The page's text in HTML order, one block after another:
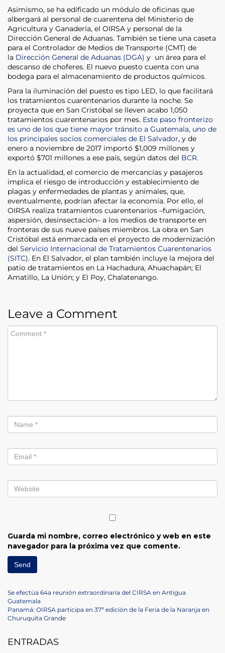
Asimismo, se ha edificado un módulo de oficinas que
albergará al personal de cuarentena del Ministerio de
Agricultura y Ganadería, el OIRSA y personal de la
Dirección General de Aduanas. También se tiene una caseta
para el Controlador de Medios de Transporte (CMT) de
la Dirección General de Aduanas (DGA) y un área para el
descanso de choferes. El nuevo puesto cuenta con una
bodega para el almacenamiento de productos químicos.
Para la iluminación del puesto es tipo LED, lo que facilitará
los tratamientos cuarentenarios durante la noche. Se
proyecta que en San Cristóbal se lleven acabo 1,050
tratamientos cuarentenarios por mes. Este paso fronterizo
es uno de los que tiene mayor tránsito a Guatemala, uno de
los principales socios comerciales de El Salvador, y de
enero a noviembre de 2017 importó $1,009 millones y
exportó $701 millones a ese país, según datos del BCR.
En la actualidad, el comercio de mercancías y pasajeros
implica el riesgo de introducción y establecimiento de
plagas y enfermedades de plantas y animales, que,
eventualmente, podrían afectar la economía. Por ello, el
OIRSA realiza tratamientos cuarentenarios –fumigación,
aspersión, desinsectación– a los medios de transporte en
fronteras de sus nueve países miembros. La obra en San
Cristóbal está enmarcada en el proyecto de modernización
del Servicio Internacional de Tratamientos Cuarentenarios
(SITC). En El Salvador, el plan también incluye la mejora del
patio de tratamientos en La Hachadura, Ahuachapán; El
Amatillo, La Unión; y El Poy, Chalatenango.
Leave a Comment
Guarda mi nombre, correo electrónico y web en este
navegador para la próxima vez que comente.
Navegación
de
Previous
Post
Se efectúa 64a reunión extraordinaria del CIRSA en Antigua
Guatemala
Next
Post
Panamá: OIRSA participa en 37ª edición de la Feria de la Naranja en
Churuquita Grande
ENTRADAS